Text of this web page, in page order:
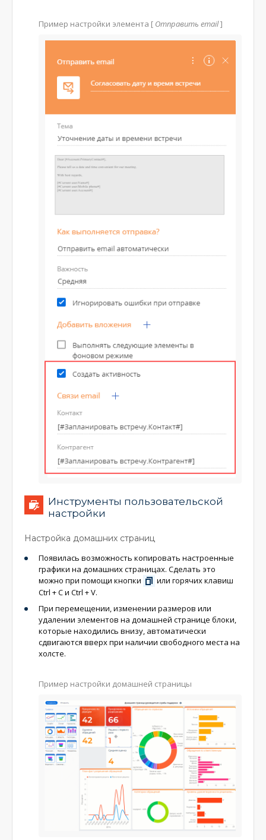
Пример настройки элемента [ Отправить email]
Инструменты пользовательской
настройки
Настройка домашних страниц
Появилась возможность копировать настроенные
графики на домашних страницах. Сделать это
можно при помощи кнопки
или горячих клавиш
Ctrl + C и Ctrl + V.
При перемещении, изменении размеров или
удалении элементов на домашней странице блоки,
которые находились внизу, автоматически
сдвигаются вверх при наличии свободного места на
холсте.
Пример настройки домашней страницы